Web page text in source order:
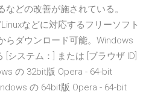
どの改善が施されている。
などに対応するフリーソフト
らダウンロード可能。Windows
システム：] または [ブラウザ ID]
の 32bit版 Opera - 64-bit
の 64bit版 Opera - 64-bit